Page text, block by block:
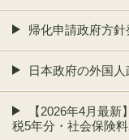
帰化申請政府方
日本政府の外国
【2026年4月最
税5年分・社会保険